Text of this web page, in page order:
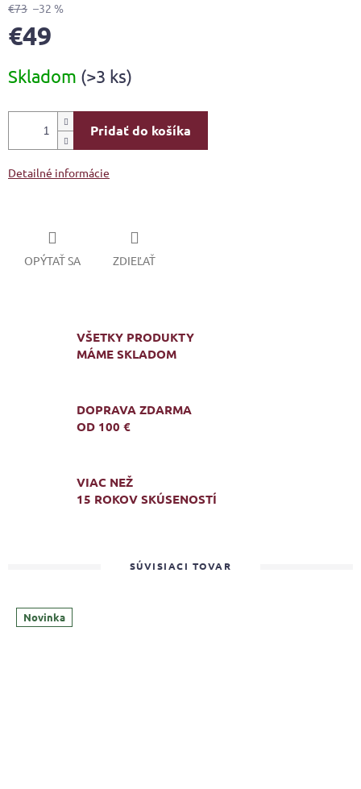
€73 –32 %
€49
cena:
Skladom (>3 ks)
Pridať do košíka
Detailné informácie
OPÝTAŤ SA ZDIEĽAŤ
VŠETKY PRODUKTY
MÁME SKLADOM
DOPRAVA ZDARMA
OD 100 €
VIAC NEŽ
15 ROKOV SKÚSENOSTÍ
SÚVISIACI TOVAR
Novinka